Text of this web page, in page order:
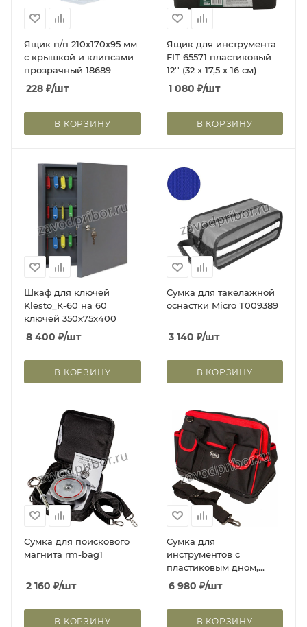
Ящик п/п 210х170х95 мм
с крышкой и клипсами
прозрачный 18689
228 ₽/шт
В КОРЗИНУ
Ящик для инструмента
FIT 65571 пластиковый
12'' (32 х 17,5 х 16 см)
1 080 ₽/шт
В КОРЗИНУ
Шкаф для ключей
Klesto_К-60 на 60
ключей 350х75х400
8 400 ₽/шт
В КОРЗИНУ
Сумка для такелажной
оснастки Micro T009389
3 140 ₽/шт
В КОРЗИНУ
Сумка для поискового
магнита rm-bag1
2 160 ₽/шт
В КОРЗИНУ
Сумка для
инструментов с
пластиковым дном,
метал. фурнитура,
385x210x300 мм, цвет
4222WR
6 980 ₽/шт
В КОРЗИНУ